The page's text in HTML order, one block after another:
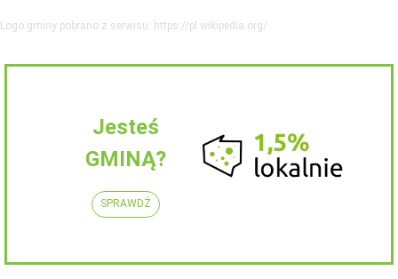
Logo gminy pobrano z serwisu: https://pl.wikipedia.org/
Jesteś
GMINĄ?
SPRAWDŹ